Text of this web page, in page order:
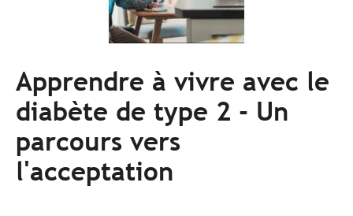
Apprendre à vivre avec le
diabète de type 2 - Un
parcours vers
l'acceptation